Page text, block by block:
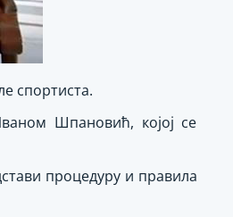
спортиста.
Шпановић, којој се
процедуру и правила